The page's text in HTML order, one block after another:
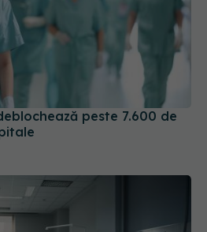
peste 7.600 de